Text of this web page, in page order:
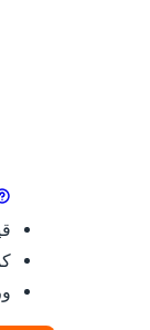
VPN چگونه کار می‌کند؟